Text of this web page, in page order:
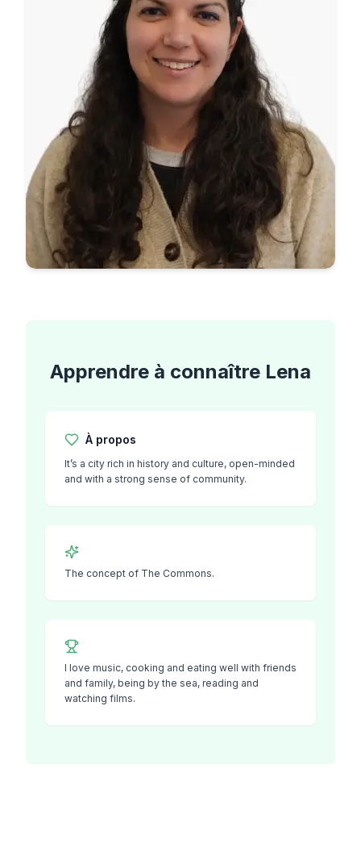
Apprendre à connaître Lena
À propos
It’s a city rich in history and culture, open-minded
and with a strong sense of community.
The concept of The Commons.
I love music, cooking and eating well with friends
and family, being by the sea, reading and
watching films.